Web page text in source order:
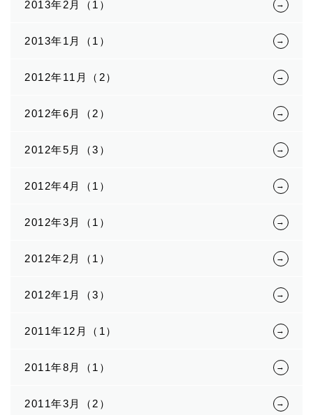
2013年2月（1）
2013年1月（1）
2012年11月（2）
2012年6月（2）
2012年5月（3）
2012年4月（1）
2012年3月（1）
2012年2月（1）
2012年1月（3）
2011年12月（1）
2011年8月（1）
2011年3月（2）